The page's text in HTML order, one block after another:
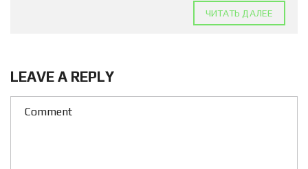
ЧИТАТЬ ДАЛЕЕ
LEAVE A REPLY